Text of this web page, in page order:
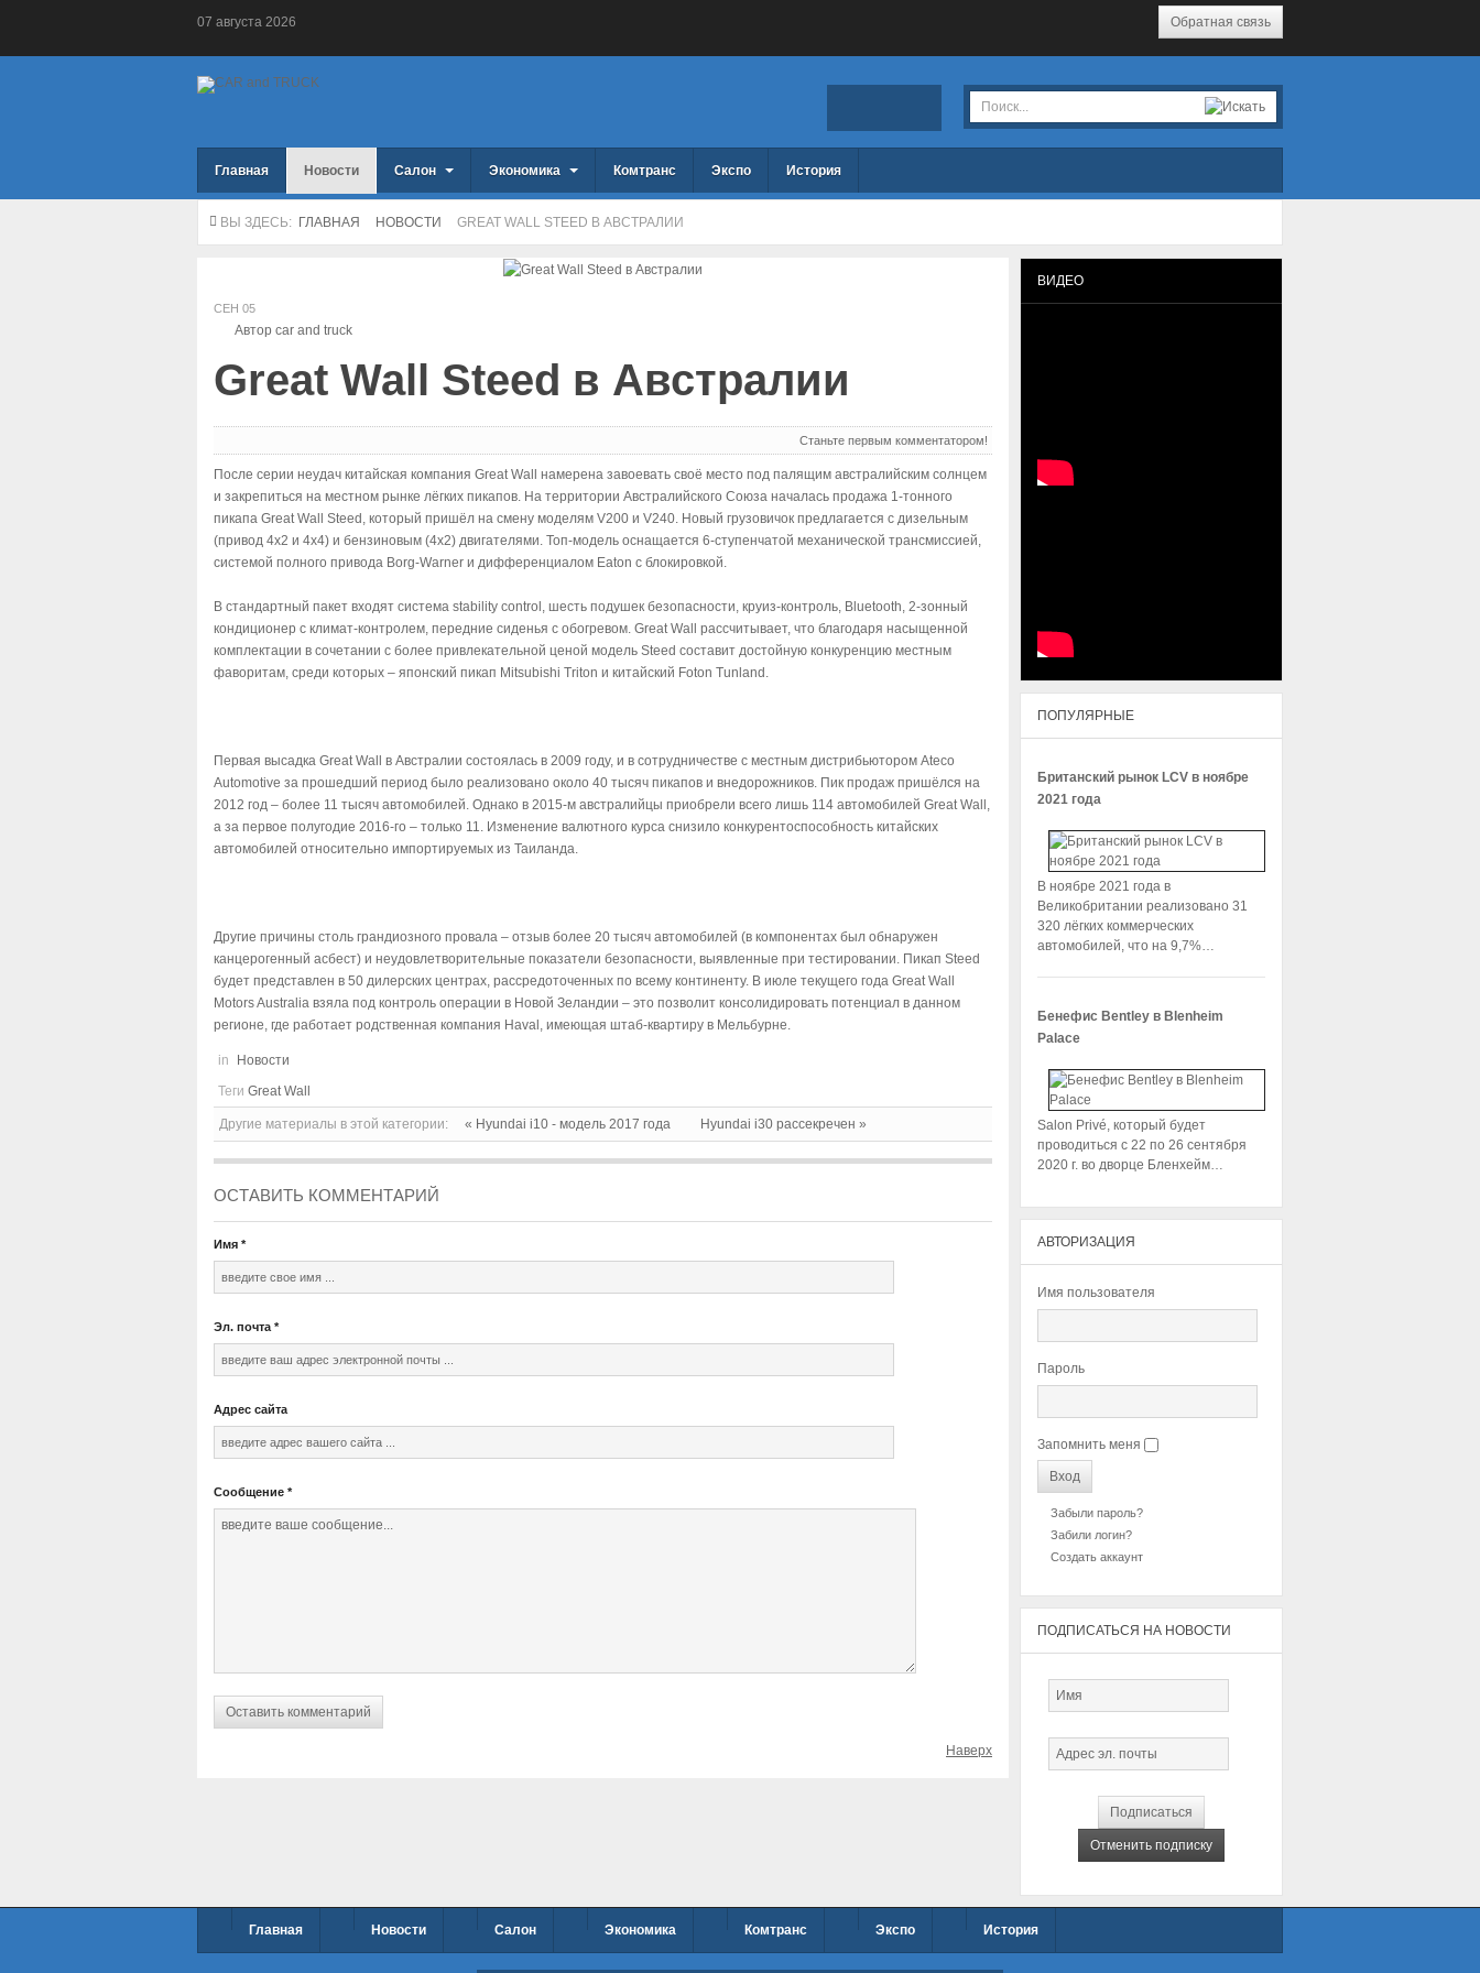
07 августа 2026 Обратная связь
Главная Новости Салон Экономика Комтранс Экспо История
ВЫ ЗДЕСЬ: ГЛАВНАЯ НОВОСТИ GREAT WALL STEED В АВСТРАЛИИ
СЕН 05
Автор car and truck
Great Wall Steed в Австралии
Станьте первым комментатором!
После серии неудач китайская компания Great Wall намерена завоевать своё место под палящим австралийским солнцем
и закрепиться на местном рынке лёгких пикапов. На территории Австралийского Союза началась продажа 1-тонного
пикапа Great Wall Steed, который пришёл на смену моделям V200 и V240. Новый грузовичок предлагается с дизельным
(привод 4x2 и 4x4) и бензиновым (4x2) двигателями. Топ-модель оснащается 6-ступенчатой механической трансмиссией,
системой полного привода Borg-Warner и дифференциалом Eaton с блокировкой.
В стандартный пакет входят система stability control, шесть подушек безопасности, круиз-контроль, Bluetooth, 2-зонный
кондиционер с климат-контролем, передние сиденья с обогревом. Great Wall рассчитывает, что благодаря насыщенной
комплектации в сочетании с более привлекательной ценой модель Steed составит достойную конкуренцию местным
фаворитам, среди которых – японский пикап Mitsubishi Triton и китайский Foton Tunland.
Первая высадка Great Wall в Австралии состоялась в 2009 году, и в сотрудничестве с местным дистрибьютором Ateco
Automotive за прошедший период было реализовано около 40 тысяч пикапов и внедорожников. Пик продаж пришёлся на
2012 год – более 11 тысяч автомобилей. Однако в 2015-м австралийцы приобрели всего лишь 114 автомобилей Great Wall,
а за первое полугодие 2016-го – только 11. Изменение валютного курса снизило конкурентоспособность китайских
автомобилей относительно импортируемых из Таиланда.
Другие причины столь грандиозного провала – отзыв более 20 тысяч автомобилей (в компонентах был обнаружен
канцерогенный асбест) и неудовлетворительные показатели безопасности, выявленные при тестировании. Пикап Steed
будет представлен в 50 дилерских центрах, рассредоточенных по всему континенту. В июле текущего года Great Wall
Motors Australia взяла под контроль операции в Новой Зеландии – это позволит консолидировать потенциал в данном
регионе, где работает родственная компания Haval, имеющая штаб-квартиру в Мельбурне.
in
Новости
Теги Great Wall
Другие материалы в этой категории: « Hyundai i10 - модель 2017 года Hyundai i30 рассекречен »
ОСТАВИТЬ КОММЕНТАРИЙ
Имя *
Эл. почта *
Адрес сайта
Сообщение *
Наверх
ВИДЕО
ПОПУЛЯРНЫЕ
Британский рынок LCV в ноябре
2021 года
В ноябре 2021 года в
Великобритании реализовано 31
320 лёгких коммерческих
автомобилей, что на 9,7%…
Бенефис Bentley в Blenheim
Palace
Salon Privé, который будет
проводиться с 22 по 26 сентября
2020 г. во дворце Бленхейм…
АВТОРИЗАЦИЯ
Имя пользователя
Пароль
Запомнить меня
Забыли пароль?
Забили логин?
Создать аккаунт
ПОДПИСАТЬСЯ НА НОВОСТИ
Главная Новости Салон Экономика Комтранс Экспо История